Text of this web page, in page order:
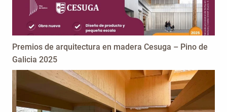
Premios de arquitectura en madera Cesuga – Pino de
Galicia 2025